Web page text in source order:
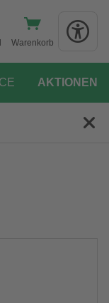
Warenkorb
AKTIONEN